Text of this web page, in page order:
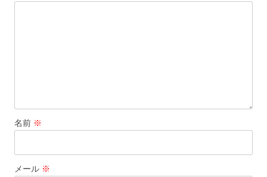
名前 ※
メール ※